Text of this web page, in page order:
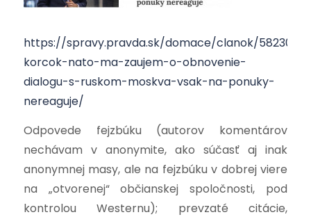
https://spravy.pravda.sk/domace/clanok/582300-
korcok-nato-ma-zaujem-o-obnovenie-
dialogu-s-ruskom-moskva-vsak-na-ponuky-
nereaguje/
Odpovede fejzbúku (autorov komentárov
nechávam v anonymite, ako súčasť aj inak
anonymnej masy, ale na fejzbúku v dobrej viere
na „otvorenej“ občianskej spoločnosti, pod
kontrolou Westernu); prevzaté citácie,